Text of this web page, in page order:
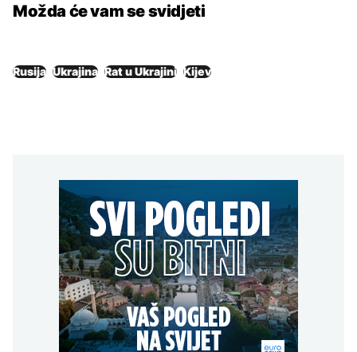
Možda će vam se svidjeti
Rusija Ukrajina Rat u Ukrajini Kijev